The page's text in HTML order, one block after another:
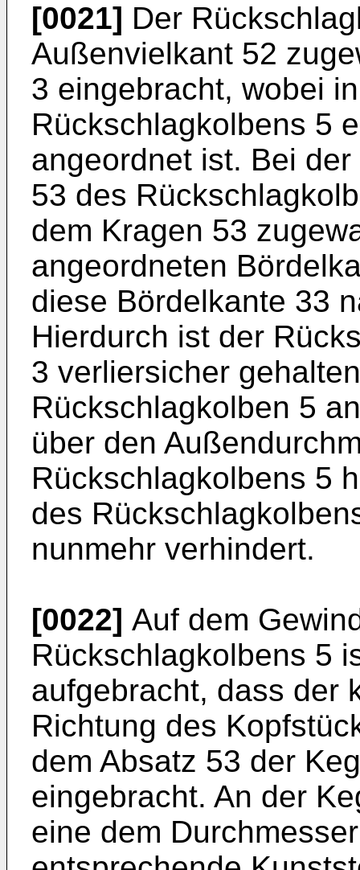
[0021] Der
Außenvielkant 52
3 eingebracht, wobei
Rückschlagkolbens 5
angeordnet ist. Bei
53 des
dem Kragen 53
angeordneten
diese Bördelkante 33
Hierdurch ist der
3 verliersicher
Rückschlagkolben 5
über den
Rückschlagkolbens 5
des
nunmehr verhindert.
[0022] Auf dem
Rückschlagkolbens 5
aufgebracht, dass der
Richtung des
dem Absatz 53 der
eingebracht. An der
eine dem